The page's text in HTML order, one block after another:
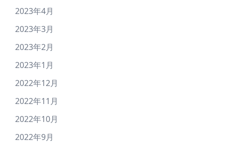
2023年4月
2023年3月
2023年2月
2023年1月
2022年12月
2022年11月
2022年10月
2022年9月